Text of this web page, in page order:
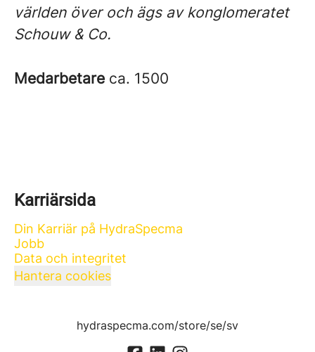
världen över och ägs av konglomeratet
Schouw & Co.
Medarbetare ca. 1500
Karriärsida
Din Karriär på HydraSpecma
Jobb
Data och integritet
Hantera cookies
hydraspecma.com/store/se/sv